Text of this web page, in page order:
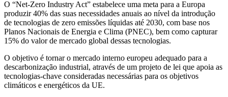
O “Net-Zero Industry Act” estabelece uma meta para a Europa
produzir 40% das suas necessidades anuais ao nível da introdução
de tecnologias de zero emissões líquidas até 2030, com base nos
Planos Nacionais de Energia e Clima (PNEC), bem como capturar
15% do valor de mercado global dessas tecnologias.
O objetivo é tornar o mercado interno europeu adequado para a
descarbonização industrial, através de um projeto de lei que apoia as
tecnologias-chave consideradas necessárias para os objetivos
climáticos e energéticos da UE.